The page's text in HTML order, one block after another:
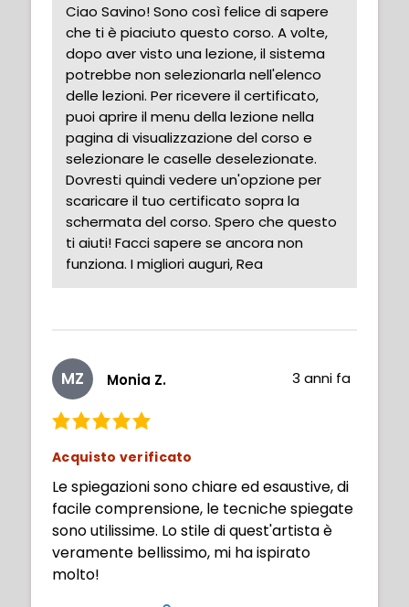
Ciao Savino! Sono così felice di sapere
che ti è piaciuto questo corso. A volte,
dopo aver visto una lezione, il sistema
potrebbe non selezionarla nell'elenco
delle lezioni. Per ricevere il certificato,
puoi aprire il menu della lezione nella
pagina di visualizzazione del corso e
selezionare le caselle deselezionate.
Dovresti quindi vedere un'opzione per
scaricare il tuo certificato sopra la
schermata del corso. Spero che questo
ti aiuti! Facci sapere se ancora non
funziona. I migliori auguri, Rea
MZ Monia Z. 3 anni fa
Acquisto verificato
Le spiegazioni sono chiare ed esaustive, di
facile comprensione, le tecniche spiegate
sono utilissime. Lo stile di quest'artista è
veramente bellissimo, mi ha ispirato
molto!